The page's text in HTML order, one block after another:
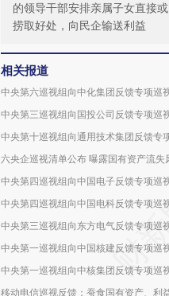
的领导干部安排亲属子女直接
捞取好处，向民企输送利益
相关报道
中央第六巡视组向中化集团反馈专项巡
中央第三巡视组向国投公司反馈专项巡
中央第十巡视组向通用技术集团反馈专
六央企巡视清单公布 曝露国有资产流失
中央第四巡视组向中国电子反馈专项巡
中央第四巡视组向中国电科反馈专项巡
中央第三巡视组向东方电气反馈专项巡
中央第一巡视组向中国核建反馈专项巡
中央第一巡视组向中核集团反馈专项巡
移动电信巡视反馈：蚕食国有资产、利